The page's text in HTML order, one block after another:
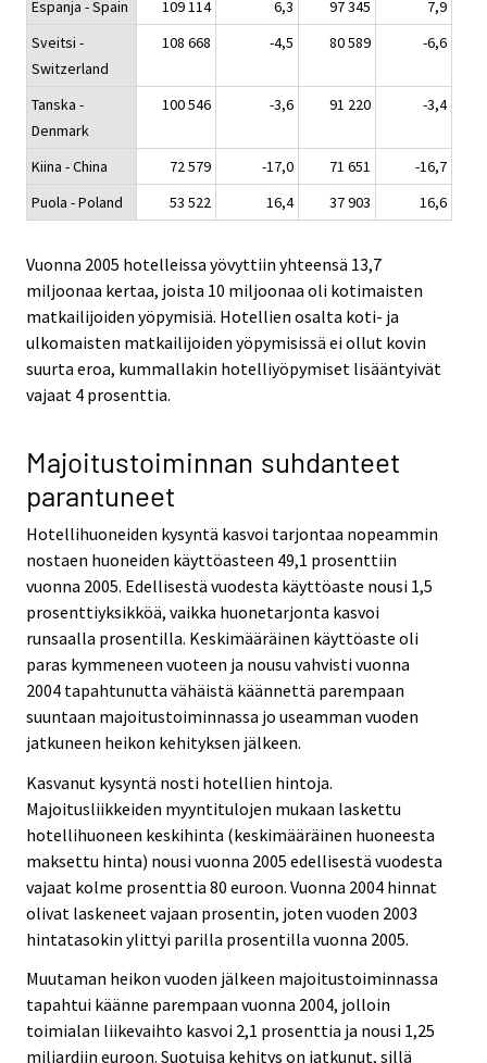
Espanja - Spain 109 114 6,3 97 345
7,9
Sveitsi -
Switzerland
108 668 -4,5 80 589 -6,6
Tanska -
Denmark
100 546 -3,6 91 220 -3,4
Kiina - China 72 579 -17,0 71 651
-16,7
Puola - Poland
53 522 16,4 37 903 16,6
Vuonna 2005 hotelleissa yövyttiin yhteensä 13,7
miljoonaa kertaa, joista 10 miljoonaa oli kotimaisten
matkailijoiden yöpymisiä. Hotellien osalta koti- ja
ulkomaisten matkailijoiden yöpymisissä ei ollut kovin
suurta eroa, kummallakin hotelliyöpymiset lisääntyivät
vajaat 4 prosenttia.
Majoitustoiminnan suhdanteet
parantuneet
Hotellihuoneiden kysyntä kasvoi tarjontaa nopeammin
nostaen huoneiden käyttöasteen 49,1 prosenttiin
vuonna 2005. Edellisestä vuodesta käyttöaste nousi 1,5
prosenttiyksikköä, vaikka huonetarjonta kasvoi
runsaalla prosentilla. Keskimääräinen käyttöaste oli
paras kymmeneen vuoteen ja nousu vahvisti vuonna
2004 tapahtunutta vähäistä käännettä parempaan
suuntaan majoitustoiminnassa jo useamman vuoden
jatkuneen heikon kehityksen jälkeen.
Kasvanut kysyntä nosti hotellien hintoja.
Majoitusliikkeiden myyntitulojen mukaan laskettu
hotellihuoneen keskihinta (keskimääräinen huoneesta
maksettu hinta) nousi vuonna 2005 edellisestä vuodesta
vajaat kolme prosenttia 80 euroon. Vuonna 2004 hinnat
olivat laskeneet vajaan prosentin, joten vuoden 2003
hintatasokin ylittyi parilla prosentilla vuonna 2005.
Muutaman heikon vuoden jälkeen majoitustoiminnassa
tapahtui käänne parempaan vuonna 2004, jolloin
toimialan liikevaihto kasvoi 2,1 prosenttia ja nousi 1,25
miljardiin euroon. Suotuisa kehitys on jatkunut, sillä